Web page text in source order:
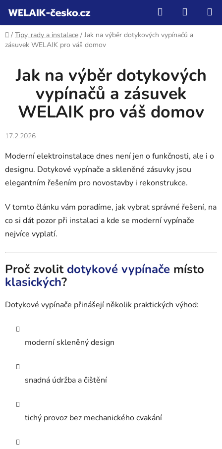
obsah
Hledat
KOŠÍK
Domů
/ Tipy, rady a instalace / Jak na výběr dotykových vypínačů a
zásuvek WELAIK pro váš domov
Jak na výběr dotykových
vypínačů a zásuvek
WELAIK pro váš domov
17.2.2026
Moderní elektroinstalace dnes není jen o funkčnosti, ale i o
designu. Dotykové vypínače a skleněné zásuvky jsou
elegantním řešením pro novostavby i rekonstrukce.
V tomto článku vám poradíme, jak vybrat správné řešení, na
co si dát pozor při instalaci a kde se moderní vypínače
nejvíce vyplatí.
Proč zvolit dotykové vypínače místo
klasických?
Dotykové vypínače přinášejí několik praktických výhod:
moderní skleněný design
snadná údržba a čištění
tichý provoz bez mechanického cvakání